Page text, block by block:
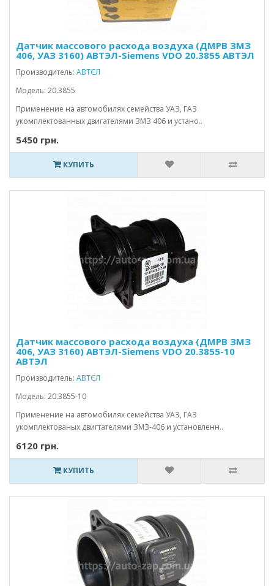
Датчик массового расхода воздуха (ДМРВ ЗМЗ
406, УАЗ 3160) АВТЭЛ-Siemens VDO 20.3855 АВТЭЛ
Производитель: АВТЄЛ
Модель: 20.3855
Применение на автомобилях семейства УАЗ, ГАЗ
укомплектованных двигателями ЗМЗ 406 и устано..
5450 грн.
КУПИТЬ
Датчик массового расхода воздуха (ДМРВ ЗМЗ
406, УАЗ 3160) АВТЭЛ-Siemens VDO 20.3855-10
АВТЭЛ
Производитель: АВТЄЛ
Модель: 20.3855-10
Применение на автомобилях семейства УАЗ, ГАЗ
укомплектованых двигтателями ЗМЗ-406 и установленн..
6120 грн.
КУПИТЬ